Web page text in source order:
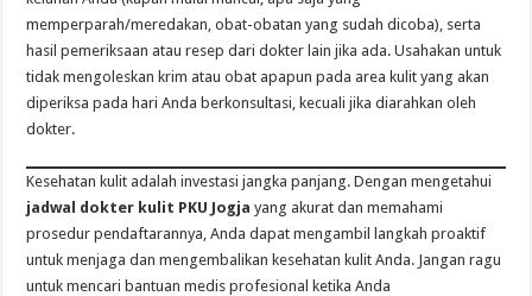
memperparah/meredakan, obat-obatan yang sudah dicoba), serta
hasil pemeriksaan atau resep dari dokter lain jika ada. Usahakan untuk
tidak mengoleskan krim atau obat apapun pada area kulit yang akan
diperiksa pada hari Anda berkonsultasi, kecuali jika diarahkan oleh
dokter.
Kesehatan kulit adalah investasi jangka panjang. Dengan mengetahui
jadwal dokter kulit PKU Jogja yang akurat dan memahami
prosedur pendaftarannya, Anda dapat mengambil langkah proaktif
untuk menjaga dan mengembalikan kesehatan kulit Anda. Jangan ragu
untuk mencari bantuan medis profesional ketika Anda